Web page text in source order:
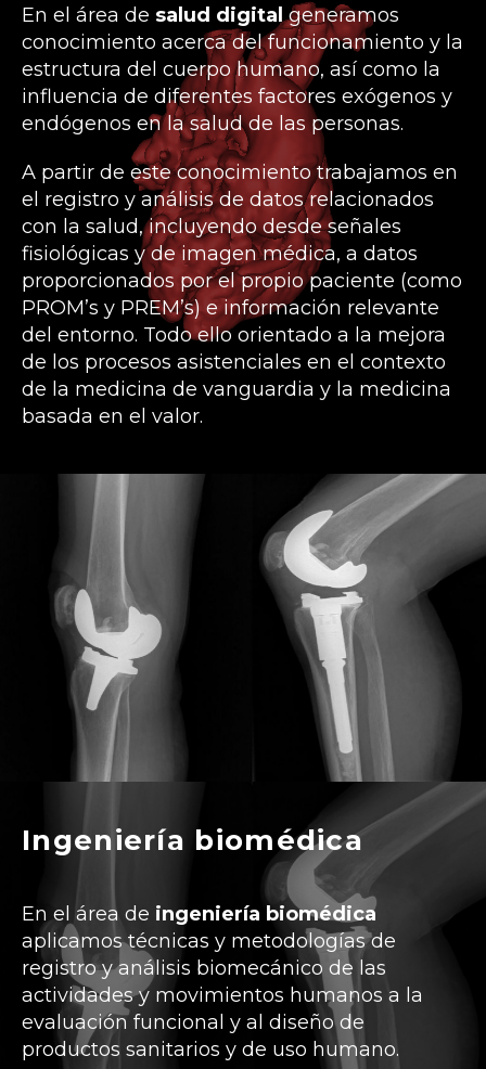
En el área de salud digital generamos
conocimiento acerca del funcionamiento y la
estructura del cuerpo humano, así como la
influencia de diferentes factores exógenos y
endógenos en la salud de las personas.
A partir de este conocimiento trabajamos en
el registro y análisis de datos relacionados
con la salud, incluyendo desde señales
fisiológicas y de imagen médica, a datos
proporcionados por el propio paciente (como
PROM’s y PREM’s) e información relevante
del entorno. Todo ello orientado a la mejora
de los procesos asistenciales en el contexto
de la medicina de vanguardia y la medicina
basada en el valor.
Ingeniería biomédica
En el área de ingeniería biomédica
aplicamos técnicas y metodologías de
registro y análisis biomecánico de las
actividades y movimientos humanos a la
evaluación funcional y al diseño de
productos sanitarios y de uso humano.